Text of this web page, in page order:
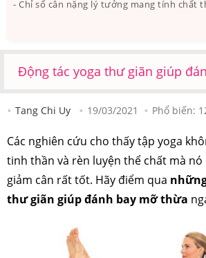
- Chỉ số cân nặng lý tưởng mang tính chất
Động tác yoga thư giãn giúp
Tang Chi Uy 19/03/2021 Phổ biến:
Các nghiên cứu cho thấy tập yoga
tinh thần và rèn luyện thể chất mà nó
giảm cân rất tốt. Hãy điểm qua
thư giãn giúp đánh bay mỡ thừa